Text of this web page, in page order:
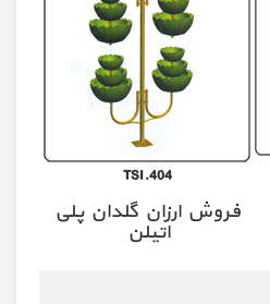
TSI.404
فروش ارزان گلدان پلی
اتیلن